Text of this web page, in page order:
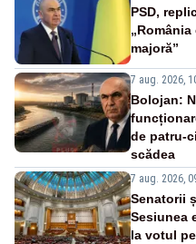
PSD,
majoră”
7 aug. 2026,
Bolojan:
de patru-
scădea
7 aug. 2026,
Senatorii
Sesiunea
la votul